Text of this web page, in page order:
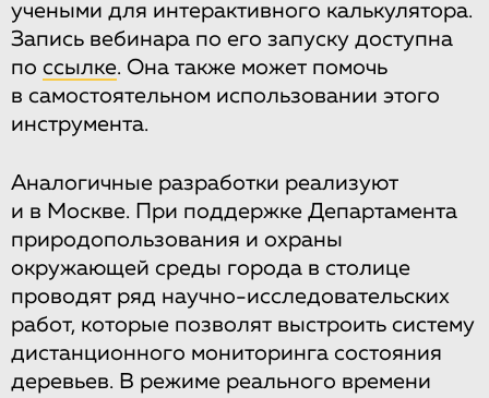
учеными для интерактивного калькулятора.
Запись вебинара по его запуску доступна
по ссылке. Она также может помочь
в самостоятельном использовании этого
инструмента.
Аналогичные разработки реализуют
и в Москве. При поддержке Департамента
природопользования и охраны
окружающей среды города в столице
проводят ряд научно-исследовательских
работ, которые позволят выстроить систему
дистанционного мониторинга состояния
деревьев. В режиме реального времени